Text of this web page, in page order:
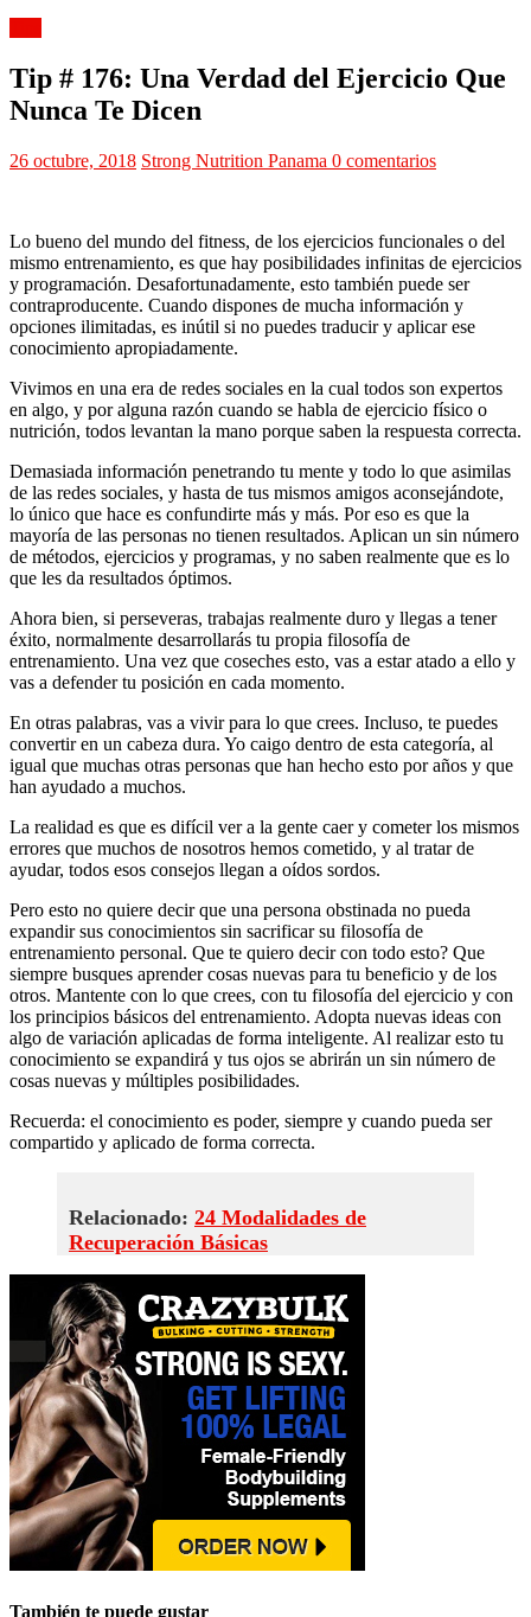
Tip # 176: Una Verdad del Ejercicio Que
Nunca Te Dicen
26 octubre, 2018 Strong Nutrition Panama 0 comentarios
Lo bueno del mundo del fitness, de los ejercicios funcionales o del
mismo entrenamiento, es que hay posibilidades infinitas de ejercicios
y programación. Desafortunadamente, esto también puede ser
contraproducente. Cuando dispones de mucha información y
opciones ilimitadas, es inútil si no puedes traducir y aplicar ese
conocimiento apropiadamente.
Vivimos en una era de redes sociales en la cual todos son expertos
en algo, y por alguna razón cuando se habla de ejercicio físico o
nutrición, todos levantan la mano porque saben la respuesta correcta.
Demasiada información penetrando tu mente y todo lo que asimilas
de las redes sociales, y hasta de tus mismos amigos aconsejándote,
lo único que hace es confundirte más y más. Por eso es que la
mayoría de las personas no tienen resultados. Aplican un sin número
de métodos, ejercicios y programas, y no saben realmente que es lo
que les da resultados óptimos.
Ahora bien, si perseveras, trabajas realmente duro y llegas a tener
éxito, normalmente desarrollarás tu propia filosofía de
entrenamiento. Una vez que coseches esto, vas a estar atado a ello y
vas a defender tu posición en cada momento.
En otras palabras, vas a vivir para lo que crees. Incluso, te puedes
convertir en un cabeza dura. Yo caigo dentro de esta categoría, al
igual que muchas otras personas que han hecho esto por años y que
han ayudado a muchos.
La realidad es que es difícil ver a la gente caer y cometer los mismos
errores que muchos de nosotros hemos cometido, y al tratar de
ayudar, todos esos consejos llegan a oídos sordos.
Pero esto no quiere decir que una persona obstinada no pueda
expandir sus conocimientos sin sacrificar su filosofía de
entrenamiento personal. Que te quiero decir con todo esto? Que
siempre busques aprender cosas nuevas para tu beneficio y de los
otros. Mantente con lo que crees, con tu filosofía del ejercicio y con
los principios básicos del entrenamiento. Adopta nuevas ideas con
algo de variación aplicadas de forma inteligente. Al realizar esto tu
conocimiento se expandirá y tus ojos se abrirán un sin número de
cosas nuevas y múltiples posibilidades.
Recuerda: el conocimiento es poder, siempre y cuando pueda ser
compartido y aplicado de forma correcta.
Relacionado: 24 Modalidades de
Recuperación Básicas
También te puede gustar